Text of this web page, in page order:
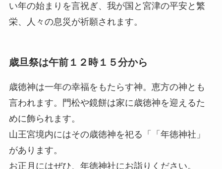
い年の始まりを言祝ぎ、我が国と宮津の平安と繁
栄、人々の息災が祈願されます。
歳旦祭は午前１２時１５分から
歳徳神は一年の幸福をもたらす神。恵方の神とも
言われます。門松や鏡餅は家に歳徳神を迎えるた
めに飾られます。
山王宮境内にはその歳徳神を祀る「「年徳神社」
があります。
お正月にはぜひ、年徳神社にお詣りください。